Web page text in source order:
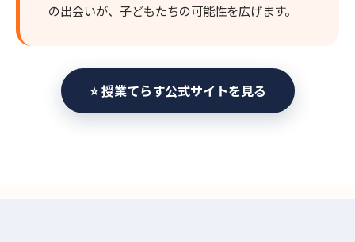
の出会いが、子どもたちの可能性を広げます。
⭐ 授業てらす公式サイトを見る